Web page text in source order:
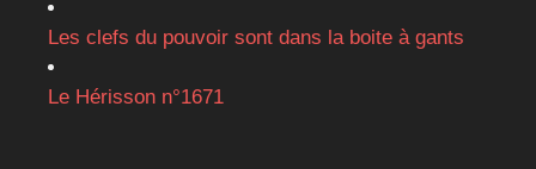
Les clefs du pouvoir sont dans la boite à gants
Le Hérisson n°1671